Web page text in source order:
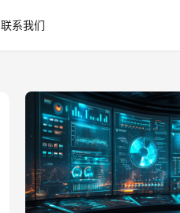
联系我们